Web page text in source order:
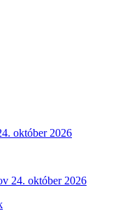
október 2026
24. október 2026